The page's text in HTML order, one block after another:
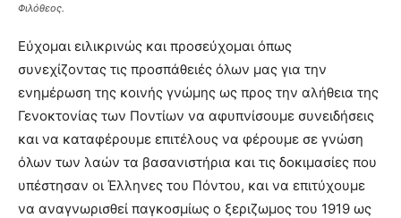
Φιλόθεος.
Εύχοµαι ειλικρινώς και προσεύχοµαι όπως
συνεχίζοντας τις προσπάθειές όλων µας για την
ενηµέρωση της κοινής γνώµης ως προς την αλήθεια της
Γενοκτονίας των Ποντίων να αφυπνίσουµε συνειδήσεις
και να καταφέρουµε επιτέλους να φέρουµε σε γνώση
όλων των λαών τα βασανιστήρια και τις δοκιµασίες που
υπέστησαν οι Έλληνες του Πόντου, και να επιτύχουµε
να αναγνωρισθεί παγκοσµίως ο ξεριζωµος του 1919 ως